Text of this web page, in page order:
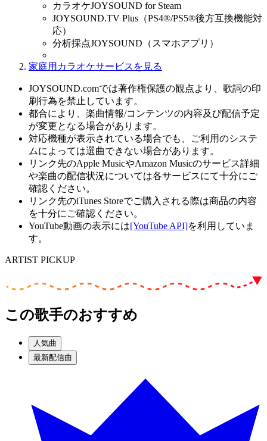
カラオケJOYSOUND for Steam
JOYSOUND.TV Plus（PS4®/PS5®後方互換機能対
応）
分析採点JOYSOUND（スマホアプリ）
家庭用カラオケサービスを見る
JOYSOUND.comでは著作権保護の観点より、歌詞の印
刷行為を禁止しています。
都合により、楽曲情報/コンテンツの内容及び配信予定
が変更となる場合があります。
対応機種が表示されている場合でも、ご利用のシステ
ムによっては選曲できない場合があります。
リンク先のApple MusicやAmazon Musicのサービス詳細
や楽曲の配信状況については各サービスにて十分にご
確認ください。
リンク先のiTunes Storeでご購入される際は商品の内容
を十分にご確認ください。
YouTube動画の表示には[YouTube API]を利用していま
す。
ARTIST PICKUP
この歌手のおすすめ
人気曲
最新配信曲